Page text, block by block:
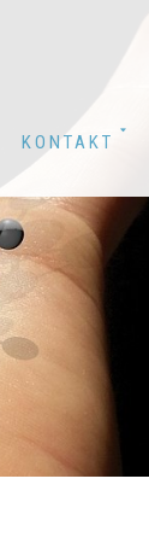
KONTAKT